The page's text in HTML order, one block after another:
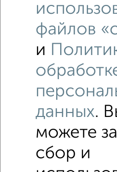
Рядом, с меньшей
Недалеко от 3-й Ткацкий
Комнаты в общежитии
Поиск по схожим параметрам:
на улице 3-й Ткацкий переулок
С мебелью Со стиральной
файлов
и
данных.
можете
сбор и